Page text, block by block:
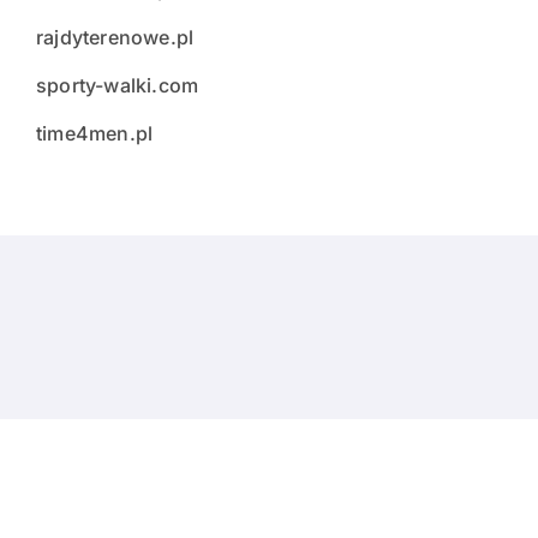
rajdyterenowe.pl
sporty-walki.com
time4men.pl